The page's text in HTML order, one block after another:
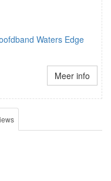
Waters Edge
Meer info